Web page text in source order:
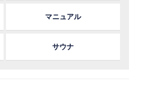
マニュアル
サウナ